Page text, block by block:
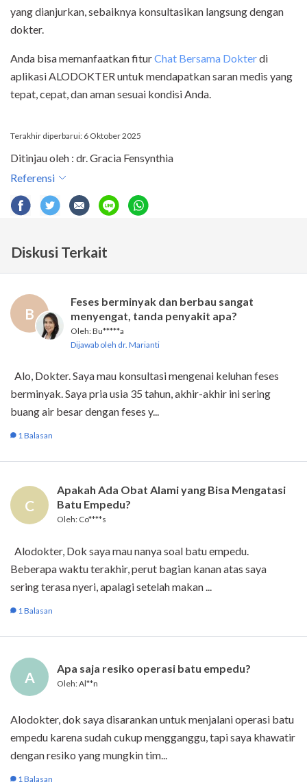
yang dianjurkan, sebaiknya konsultasikan langsungdengan
dokter.
Anda bisa memanfaatkan fiturChat Bersama Dokterdi
aplikasi ALODOKTER untuk mendapatkan saran medis yang
tepat, cepat, dan aman sesuai kondisi Anda.
Terakhir diperbarui: 6 Oktober 2025